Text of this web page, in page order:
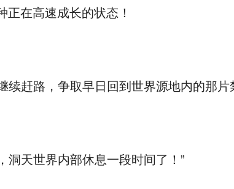
在高速成长的状态！
赶路，争取早日回到世界源地内的那片
天世界内部休息一段时间了！”